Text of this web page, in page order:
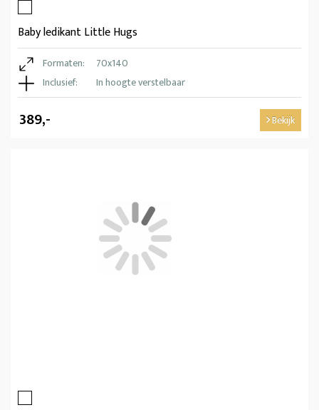
Baby ledikant Little Hugs
Formaten:
70x140
Inclusief:
In hoogte verstelbaar
389,- Bekijk